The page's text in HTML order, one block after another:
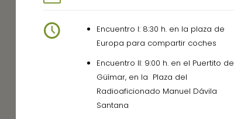
Encuentro I: 8:30 h. en la plaza de
Europa para compartir coches
Encuentro II: 9:00 h. en el Puertito de
Güímar, en la Plaza del
Radioaficionado Manuel Dávila
Santana